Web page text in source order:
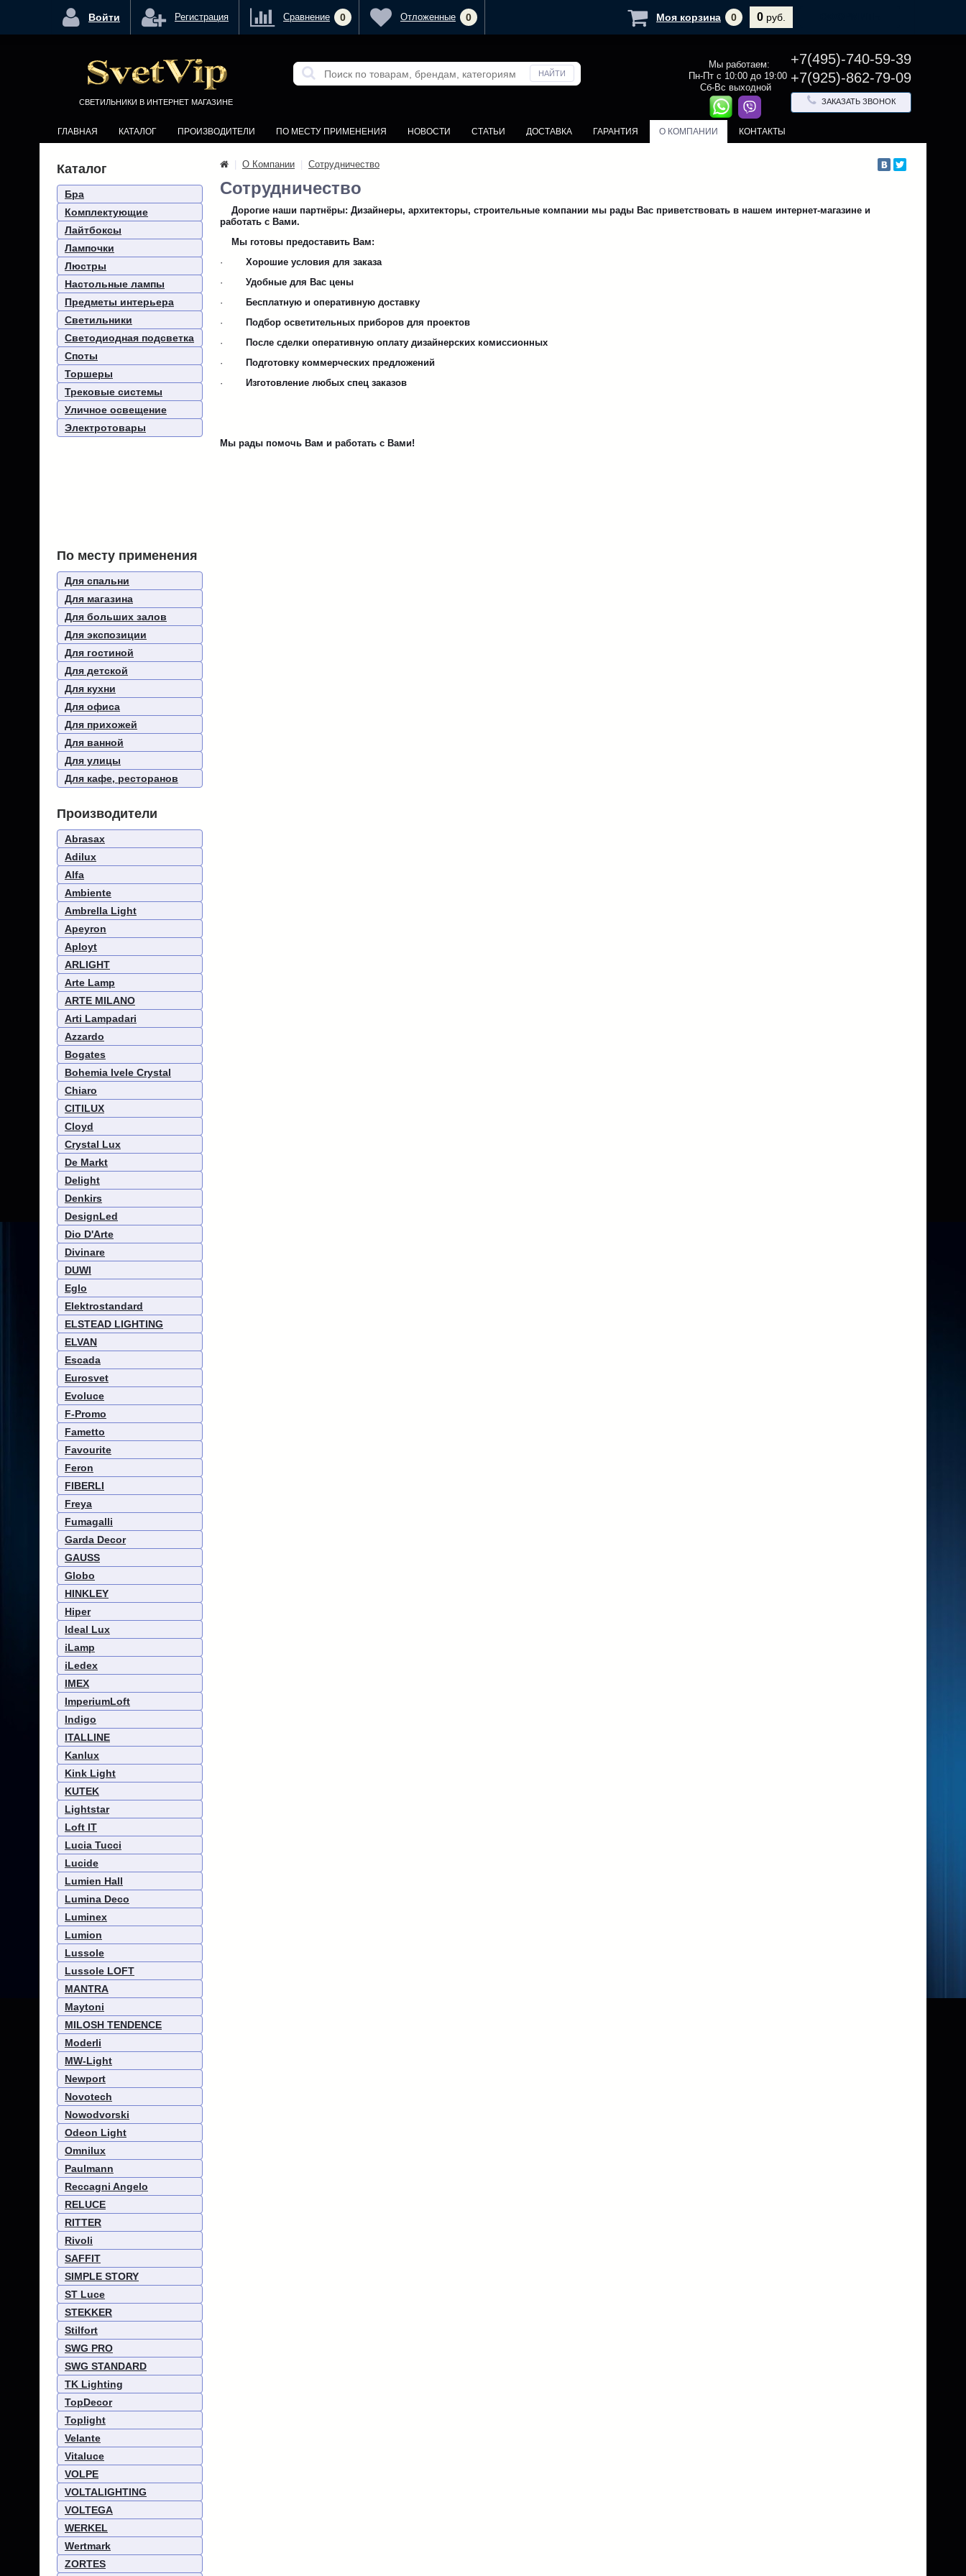
СВЕТИЛЬНИКИ В ИНТЕРНЕТ МАГАЗИНЕ
Мы работаем:
Пн-Пт с 10:00 до 19:00
Сб-Вс выходной
+7(495)-740-59-39
+7(925)-862-79-09
ЗАКАЗАТЬ ЗВОНОК
ГЛАВНАЯ КАТАЛОГ ПРОИЗВОДИТЕЛИ ПО МЕСТУ ПРИМЕНЕНИЯ НОВОСТИ СТАТЬИ ДОСТАВКА ГАРАНТИЯ О КОМПАНИИ КОНТАКТЫ
Каталог
Бра
Комплектующие
Лайтбоксы
Лампочки
Люстры
Настольные лампы
Предметы интерьера
Светильники
Светодиодная подсветка
Споты
Торшеры
Трековые системы
Уличное освещение
Электротовары
По месту применения
Для спальни
Для магазина
Для больших залов
Для экспозиции
Для гостиной
Для детской
Для кухни
Для офиса
Для прихожей
Для ванной
Для улицы
Для кафе, ресторанов
Производители
Abrasax
Adilux
Alfa
Ambiente
Ambrella Light
Apeyron
Aployt
ARLIGHT
Arte Lamp
ARTE MILANO
Arti Lampadari
Azzardo
Bogates
Bohemia Ivele Crystal
Chiaro
CITILUX
Cloyd
Crystal Lux
De Markt
Delight
Denkirs
DesignLed
Dio D'Arte
Divinare
DUWI
Eglo
Elektrostandard
ELSTEAD LIGHTING
ELVAN
Escada
Eurosvet
Evoluce
F-Promo
Fametto
Favourite
Feron
FIBERLI
Freya
Fumagalli
Garda Decor
GAUSS
Globo
HINKLEY
Hiper
Ideal Lux
iLamp
iLedex
IMEX
ImperiumLoft
Indigo
ITALLINE
Kanlux
Kink Light
KUTEK
Lightstar
Loft IT
Lucia Tucci
Lucide
Lumien Hall
Lumina Deco
Luminex
Lumion
Lussole
Lussole LOFT
MANTRA
Maytoni
MILOSH TENDENCE
Moderli
MW-Light
Newport
Novotech
Nowodvorski
Odeon Light
Omnilux
Paulmann
Reccagni Angelo
RELUCE
RITTER
Rivoli
SAFFIT
SIMPLE STORY
ST Luce
STEKKER
Stilfort
SWG PRO
SWG STANDARD
TK Lighting
TopDecor
Toplight
Velante
Vitaluce
VOLPE
VOLTALIGHTING
VOLTEGA
WERKEL
Wertmark
ZORTES
О Компании Сотрудничество
Сотрудничество
Дорогие наши партнёры: Дизайнеры, архитекторы, строительные компании мы рады Вас приветствовать в нашем интернет-магазине и
работать с Вами.
Мы готовы предоставить Вам:
· Хорошие условия для заказа
· Удобные для Вас цены
·
Бесплатную и оперативную доставку
·
Подбор осветительных приборов для проектов
·
После сделки оперативную оплату дизайнерских комиссионных
·
Подготовку коммерческих предложений
·
Изготовление любых спец заказов
Мы рады помочь Вам и работать с Вами!
Войти Регистрация Сравнение 0 Отложенные 0 Моя корзина 0 0 руб.